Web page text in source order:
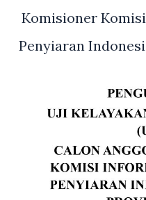
Qaumas
Komisioner
Penyiaran